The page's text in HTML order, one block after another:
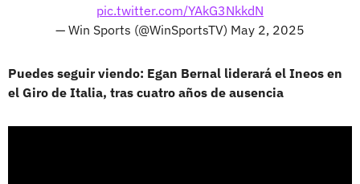
pic.twitter.com/YAkG3NkkdN
— Win Sports (@WinSportsTV) May 2, 2025
Puedes seguir viendo: Egan Bernal liderará el Ineos en
el Giro de Italia, tras cuatro años de ausencia